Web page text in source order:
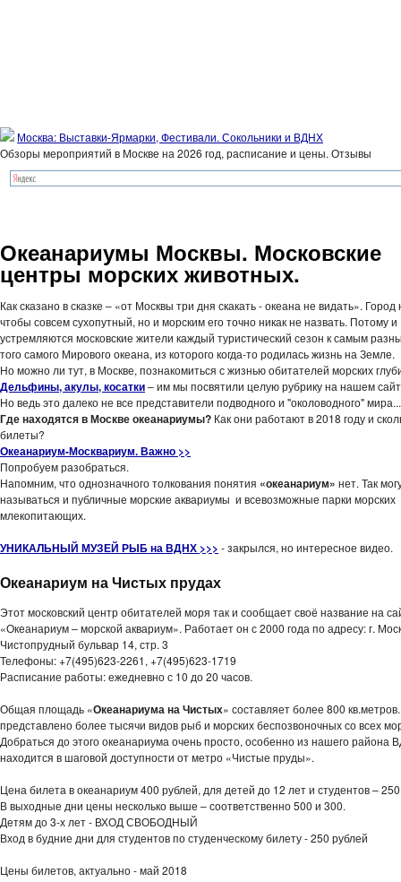
Москва: Выставки-Ярмарки, Фестивали. Сокольники и ВДНХ
Обзоры мероприятий в Москве на 2026 год, расписание и цены. Отзывы
Океанариумы Москвы. Московские
центры морских животных.
Как сказано в сказке – «от Москвы три дня скакать - океана не видать».
чтобы совсем сухопутный, но и морским его точно никак не назвать. Потому и
устремляются московские жители каждый туристический сезон к самым
того самого Мирового океана, из которого когда-то родилась жизнь на Земле.
Но можно ли тут, в Москве, познакомиться с жизнью обитателей морских
Дельфины, акулы, косатки– им мы посвятили целую рубрику на нашем
Но ведь это далеко не все представители подводного и "околоводного" мира...
Где находятся в Москве океанариумы? Как они работают в 2018 году и
билеты?
Океанариум-Москвариум. Важно >>
Попробуем разобраться.
Напомним, что однозначного толкования понятия «океанариум» нет. Так
называться и публичные морские аквариумы и всевозможные парки морских
млекопитающих.
УНИКАЛЬНЫЙ МУЗЕЙ РЫБ на ВДНХ >>> - закрылся, но интересное видео.
Океанариум на Чистых прудах
Этот московский центр обитателей моря так и сообщает своё название на
«Океанариум – морской аквариум». Работает он с 2000 года по адресу: г.
Чистопрудный бульвар 14, стр. 3
Телефоны: +7(495)623-2261, +7(495)623-1719
Расписание работы: ежедневно с 10 до 20 часов.
Общая площадь «Океанариума на Чистых» составляет более 800
представлено более тысячи видов рыб и морских беспозвоночных со всех
Добраться до этого океанариума очень просто, особенно из нашего района
находится в шаговой доступности от метро «Чистые пруды».
Цена билета в океанариум 400 рублей, для детей до 12 лет и студентов –
В выходные дни цены несколько выше – соответственно 500 и 300.
Детям до 3-х лет - ВХОД СВОБОДНЫЙ
Вход в будние дни для студентов по студенческому билету - 250 рублей
Цены билетов, актуально - май 2018